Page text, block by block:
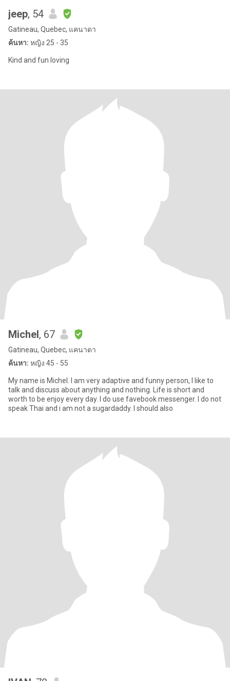
jeep, 54
Gatineau, Quebec, แคนาดา
ค้นหา: หญิง 25 - 35
Kind and fun loving
Michel, 67
Gatineau, Quebec, แคนาดา
ค้นหา: หญิง 45 - 55
My name is Michel. I am very adaptive and funny person, I like to
talk and discuss about anything and nothing. Life is short and
worth to be enjoy every day. I do use favebook messenger. I do not
speak Thai and i am not a sugardaddy. I should also